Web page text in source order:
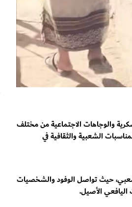
والوجاهات الاجتماعية من مختلف
الشعبية والثقافية في
حيث تواصل الوفود والشخصيات
اليافعي الأصيل.